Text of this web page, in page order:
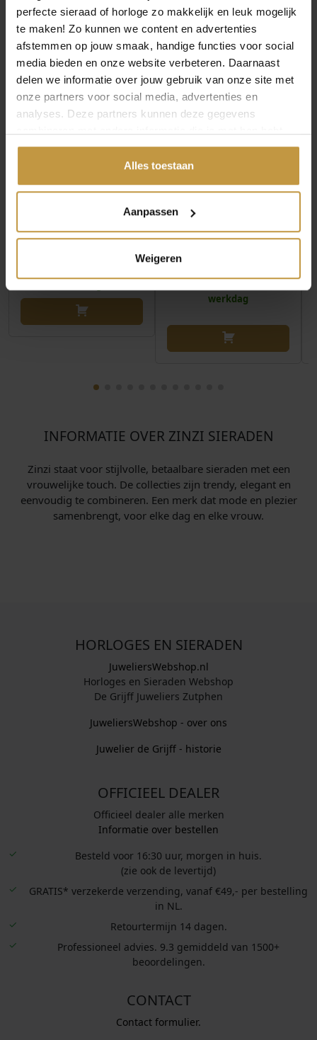
perfecte sieraad of horloge zo makkelijk en leuk mogelijk
te maken! Zo kunnen we content en advertenties
afstemmen op jouw smaak, handige functies voor social
media bieden en onze website verbeteren. Daarnaast
delen we informatie over jouw gebruik van onze site met
onze partners voor social media, advertenties en
analyses. Deze partners kunnen deze gegevens
gedeeld of die ze hebben verzameld via jouw gebruik van
Alles toestaan
Aanpassen
Weigeren
MEER VAN ZINZI SIERADEN
€59,95
ZIA2847 ZILVER PLATTE
€49,95
ZIA2842G ZILVER
RONDE VENETIAANSE
werkdag
INFORMATIE OVER ZINZI SIERADEN
Zinzi staat voor stijlvolle, betaalbare sieraden met een
vrouwelijke touch. De collecties zijn trendy, elegant en
eenvoudig te combineren. Een merk dat mode en plezier
samenbrengt, voor elke dag en elke vrouw.
HORLOGES EN SIERADEN
JuweliersWebshop.nl
Horloges en Sieraden Webshop
De Grijff Juweliers Zutphen
JuweliersWebshop - over ons
Juwelier de Grijff - historie
OFFICIEEL DEALER
Officieel dealer alle merken
Informatie over bestellen
Besteld voor 16:30 uur, morgen in huis.
(zie ook de levertijd)
GRATIS* verzekerde verzending, vanaf €49,- per bestelling
in NL.
Retourtermijn 14 dagen.
Professioneel advies. 9.3 gemiddeld van 1500+
beoordelingen.
CONTACT
Contact formulier.